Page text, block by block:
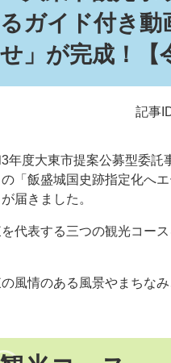
るガイド付き動
せ」が完成！【
記事
年度大東市提案公募型委託
の「飯盛城国史跡指定化へ
届きました。
代表する三つの観光コー
風情のある風景やまちな